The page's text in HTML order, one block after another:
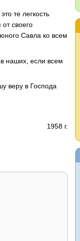
те легкость
своего
Савла ко всем
наших, если всем
веру в Господа
1958 г.